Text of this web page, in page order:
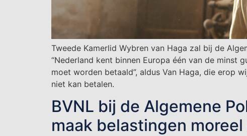
Tweede Kamerlid Wybren van Haga zal bij de
“Nederland kent binnen Europa één van de minst
moet worden betaald”, aldus Van Haga, die erop
niet kan betalen.
BVNL bij de Algemene
maak belastingen